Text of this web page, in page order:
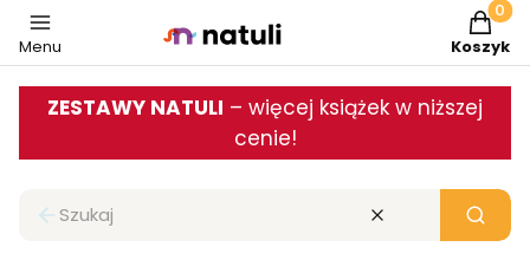
Menu Koszyk
ZESTAWY NATULI – więcej książek w niższej
cenie!
Zamknij wyszukiwarkę Wyczyść Szukaj